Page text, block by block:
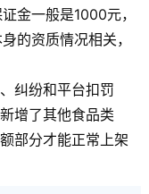
金一般是1000元，
的资质情况相关，
纠纷和平台扣罚
增了其他食品类
部分才能正常上架